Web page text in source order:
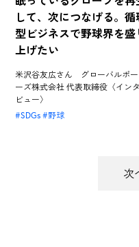
して、次につなげる。循
型ビジネスで野球界を盛
上げたい
米沢谷友広さん グローバルポー
ーズ株式会社 代表取締役〈インタ
ビュー〉
SDGs
野球